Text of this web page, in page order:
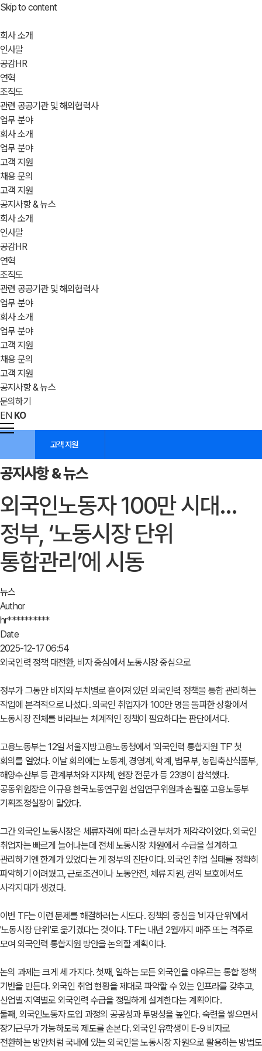
Skip to content
회사 소개
인사말
공감HR
연혁
조직도
관련 공공기관 및 해외협력사
업무 분야
회사 소개
업무 분야
고객 지원
채용 문의
고객 지원
공지사항 & 뉴스
회사 소개
인사말
공감HR
연혁
조직도
관련 공공기관 및 해외협력사
업무 분야
회사 소개
업무 분야
고객 지원
채용 문의
고객 지원
공지사항 & 뉴스
문의하기
EN KO
고객 지원
공지사항 & 뉴스
외국인노동자 100만 시대…
정부, ‘노동시장 단위
통합관리’에 시동
뉴스
Author
hr**********
Date
2025-12-17 06:54
외국인력 정책 대전환, 비자 중심에서 노동시장 중심으로
정부가 그동안 비자와 부처별로 흩어져 있던 외국인력 정책을 통합 관리하는
작업에 본격적으로 나섰다. 외국인 취업자가 100만 명을 돌파한 상황에서
노동시장 전체를 바라보는 체계적인 정책이 필요하다는 판단에서다.
고용노동부는 12일 서울지방고용노동청에서 '외국인력 통합지원 TF' 첫
회의를 열었다. 이날 회의에는 노동계, 경영계, 학계, 법무부, 농림축산식품부,
해양수산부 등 관계부처와 지자체, 현장 전문가 등 23명이 참석했다.
공동위원장은 이규용 한국노동연구원 선임연구위원과 손필훈 고용노동부
기획조정실장이 맡았다.
그간 외국인 노동시장은 체류자격에 따라 소관 부처가 제각각이었다. 외국인
취업자는 빠르게 늘어나는데 전체 노동시장 차원에서 수급을 설계하고
관리하기엔 한계가 있었다는 게 정부의 진단이다. 외국인 취업 실태를 정확히
파악하기 어려웠고, 근로조건이나 노동안전, 체류 지원, 권익 보호에서도
사각지대가 생겼다.
이번 TF는 이런 문제를 해결하려는 시도다. 정책의 중심을 '비자 단위'에서
'노동시장 단위'로 옮기겠다는 것이다. TF는 내년 2월까지 매주 또는 격주로
모여 외국인력 통합지원 방안을 논의할 계획이다.
논의 과제는 크게 세 가지다. 첫째, 일하는 모든 외국인을 아우르는 통합 정책
기반을 만든다. 외국인 취업 현황을 제대로 파악할 수 있는 인프라를 갖추고,
산업별·지역별로 외국인력 수급을 정밀하게 설계한다는 계획이다.
둘째, 외국인노동자 도입 과정의 공공성과 투명성을 높인다. 숙련을 쌓으면서
장기근무가 가능하도록 제도를 손본다. 외국인 유학생이 E-9 비자로
전환하는 방안처럼 국내에 있는 외국인을 노동시장 자원으로 활용하는 방법도